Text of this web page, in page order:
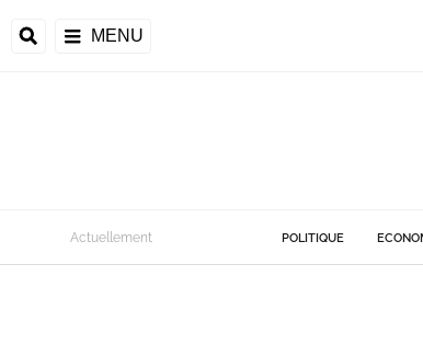
MENU
Actuellement POLITIQUE